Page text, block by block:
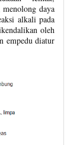
daya
alkali pada
oleh
empedu diatur